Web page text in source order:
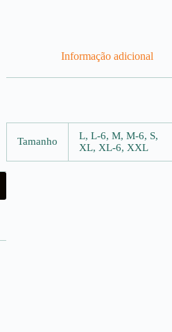
Informação adicional
Tamanho
L, L-6, M, M-6, S,
XL, XL-6, XXL